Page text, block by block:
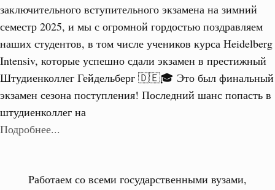
заключительного вступительного экзамена на зимний
семестр 2025, и мы с огромной гордостью поздравляем
наших студентов, в том числе учеников курса Heidelberg
Intensiv, которые успешно сдали экзамен в престижный
Штудиенколлег Гейдельберг 🇩🇪🎓 Это был финальный
экзамен сезона поступления! Последний шанс попасть в
штудиенколлег на
Подробнее...
Работаем со всеми государственными вузами,